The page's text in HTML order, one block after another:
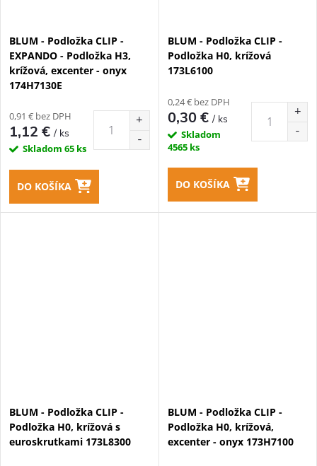
BLUM - Podložka CLIP -
EXPANDO - Podložka H3,
krížová, excenter - onyx
174H7130E
0,91 € bez DPH
1,12 €/ ks
Skladom 65 ks
DO KOŠÍKA
BLUM - Podložka CLIP -
Podložka H0, krížová
173L6100
0,24 € bez DPH
0,30 €/ ks
Skladom
4565 ks
DO KOŠÍKA
BLUM - Podložka CLIP -
Podložka H0, krížová s
euroskrutkami 173L8300
BLUM - Podložka CLIP -
Podložka H0, krížová,
excenter - onyx 173H7100